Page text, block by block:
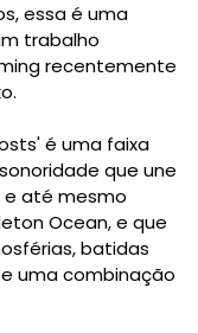
essa é uma
trabalho
recentemente
é uma faixa
que une
e até mesmo
Ocean, e que
batidas
uma combinação